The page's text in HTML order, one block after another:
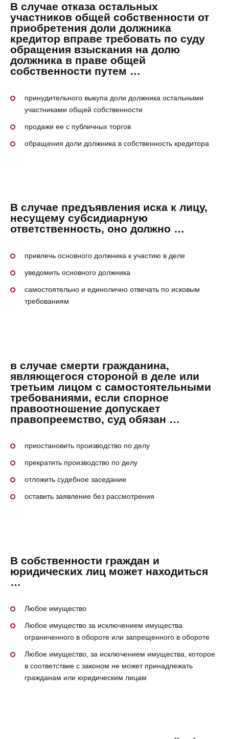
В случае отказа остальных
участников общей собственности от
приобретения доли должника
кредитор вправе требовать по суду
обращения взыскания на долю
должника в праве общей
собственности путем …
принудительного выкупа доли должника остальными
участниками общей собственности
продажи ее с публичных торгов
обращения доли должника в собственность кредитора
В случае предъявления иска к лицу,
несущему субсидиарную
ответственность, оно должно …
привлечь основного должника к участию в деле
уведомить основного должника
самостоятельно и единолично отвечать по исковым
требованиям
в случае смерти гражданина,
являющегося стороной в деле или
третьим лицом с самостоятельными
требованиями, если спорное
правоотношение допускает
правопреемство, суд обязан …
приостановить производство по делу
прекратить производство по делу
отложить судебное заседание
оставить заявление без рассмотрения
В собственности граждан и
юридических лиц может находиться
…
Любое имущество
Любое имущество за исключением имущества
ограниченного в обороте или запрещенного в обороте
Любое имущество, за исключением имущества, которое
в соответствие с законом не может принадлежать
гражданам или юридическим лицам